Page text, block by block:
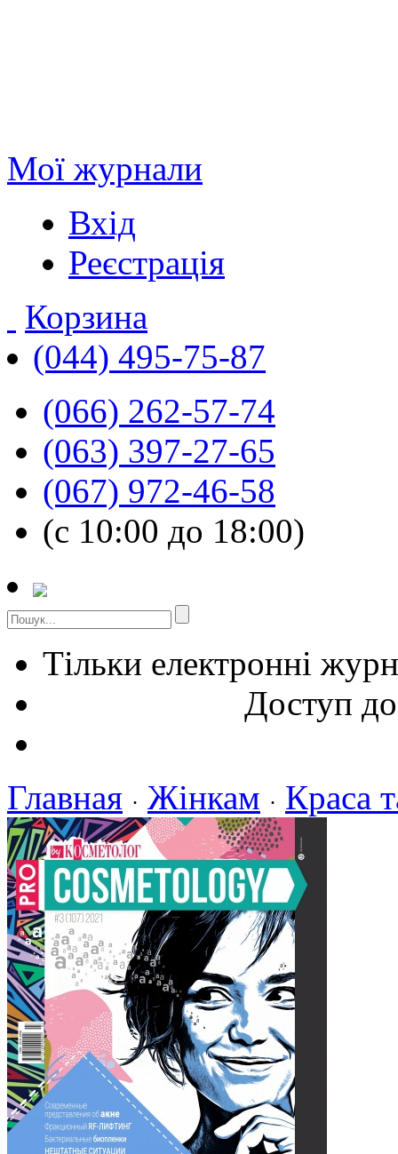
Мої журнали
Вхід
Реєстрація
Корзина
(044) 495-75-87
(066) 262-57-74
(063) 397-27-65
(067) 972-46-58
(с 10:00 до 18:00)
Тільки електронні
Доступ
Главная · Жінкам · Краса